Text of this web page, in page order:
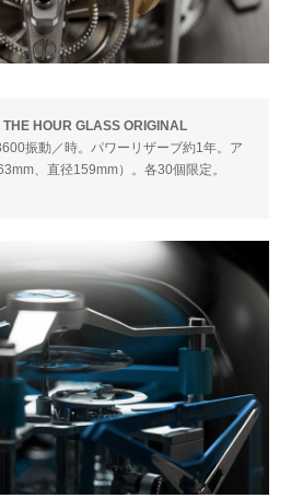
HOUR GLASS ORIGINAL
振動／時。パワーリザーブ約1年。ア
、直径159mm）。各30個限定。